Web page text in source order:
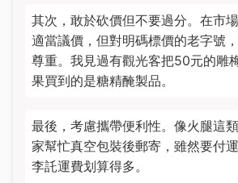
其次，敢於砍價但不要過分。在市
適當議價，但對明碼標價的老字號
尊重。我見過有觀光客把50元的雕
果買到的是糖精醃製品。
最後，考慮攜帶便利性。像火腿這
家幫忙真空包裝後郵寄，雖然要付
李託運費划算得多。